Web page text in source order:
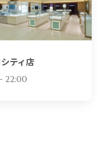
ティ店
22:00